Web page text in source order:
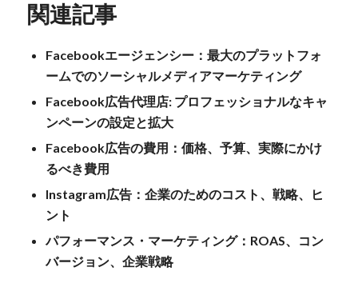
関連記事
Facebookエージェンシー：最大のプラットフォ
ームでのソーシャルメディアマーケティング
Facebook広告代理店: プロフェッショナルなキャ
ンペーンの設定と拡大
Facebook広告の費用：価格、予算、実際にかけ
るべき費用
Instagram広告：企業のためのコスト、戦略、ヒ
ント
パフォーマンス・マーケティング：ROAS、コン
バージョン、企業戦略